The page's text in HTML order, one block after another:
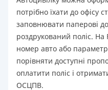
потрібно їхати до офісу
заповнювати паперові
роздрукований поліс.
номер авто або
порівняти доступні
оплатити поліс і
ОСЦПВ.